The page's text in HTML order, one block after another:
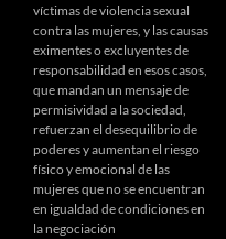
víctimas de violencia sexual
contra las mujeres, y las causas
eximentes o excluyentes de
responsabilidad en esos casos,
que mandan un mensaje de
permisividad a la sociedad,
refuerzan el desequilibrio de
poderes y aumentan el riesgo
físico y emocional de las
mujeres que no se encuentran
en igualdad de condiciones en
la negociación